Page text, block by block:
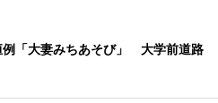
例「大妻みちあそび」 大学前道路